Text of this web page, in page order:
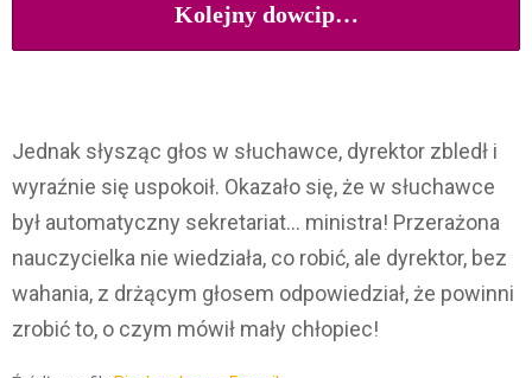
Kolejny dowcip…
Jednak słysząc głos w słuchawce, dyrektor zbledł i
wyraźnie się uspokoił. Okazało się, że w słuchawce
był automatyczny sekretariat… ministra! Przerażona
nauczycielka nie wiedziała, co robić, ale dyrektor, bez
wahania, z drżącym głosem odpowiedział, że powinni
zrobić to, o czym mówił mały chłopiec!